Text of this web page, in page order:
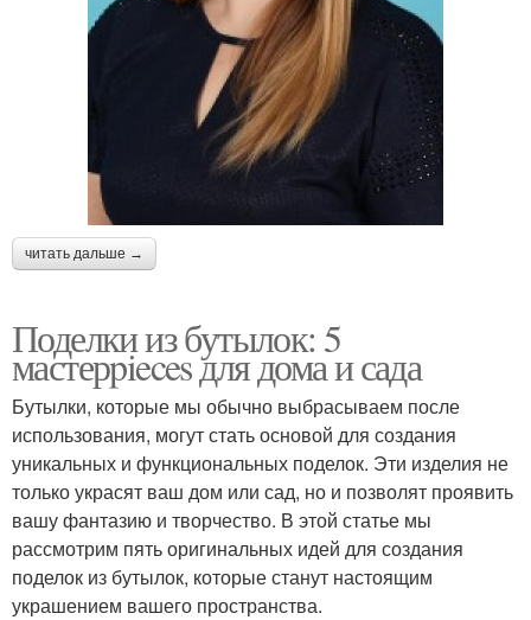
читать дальше →
Поделки из бутылок: 5
мастерpieces для дома и сада
Бутылки, которые мы обычно выбрасываем после
использования, могут стать основой для создания
уникальных и функциональных поделок. Эти изделия не
только украсят ваш дом или сад, но и позволят проявить
вашу фантазию и творчество. В этой статье мы
рассмотрим пять оригинальных идей для создания
поделок из бутылок, которые станут настоящим
украшением вашего пространства.